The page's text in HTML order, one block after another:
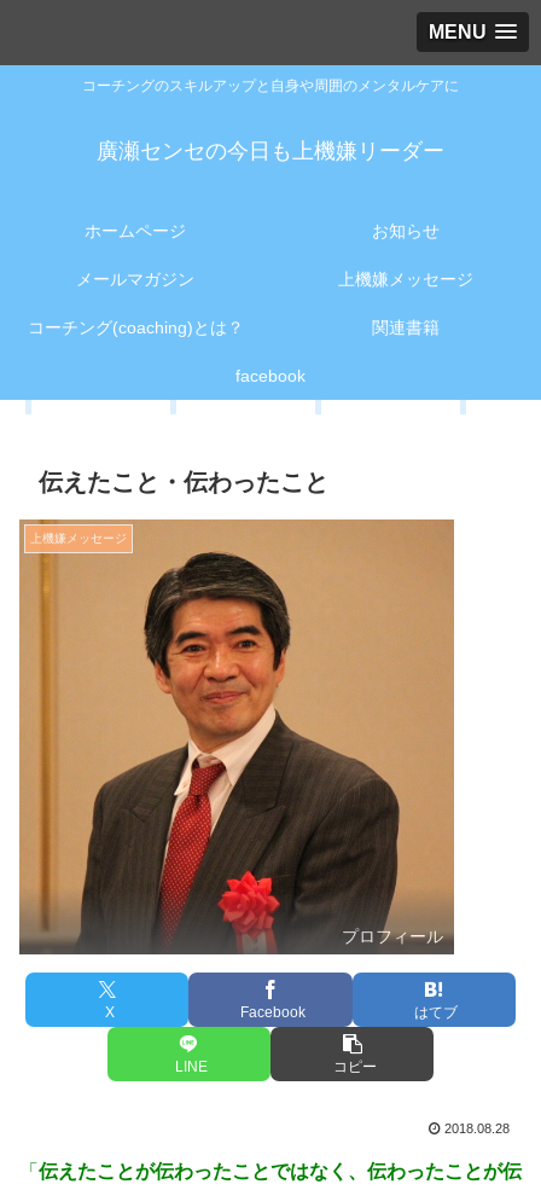
MENU
コーチングのスキルアップと自身や周囲のメンタルケアに
廣瀬センセの今日も上機嫌リーダー
ホームページ お知らせ
メールマガジン 上機嫌メッセージ
コーチング(coaching)とは？ 関連書籍
facebook
伝えたこと・伝わったこと
上機嫌メッセージ
プロフィール
X Facebook はてブ
LINE コピー
2018.08.28
「 伝えたことが伝わったことではなく、伝わったことが伝